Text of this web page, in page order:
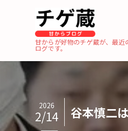
甘からが好物のチゲ蔵が、最
ログです。
谷本慎二
2026
2/14